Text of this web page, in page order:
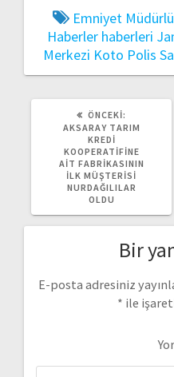
Emniyet
Haberler haberleri
Merkezi Koto Polis
ÖNCEKI:
YAZI:
AKSARAY TARIM
KREDI
KOOPERATIFINE
AIT FABRIKASININ
İLK MÜŞTERISI
NURDAĞILILAR
OLDU
Bir
E-posta adresiniz
* ile